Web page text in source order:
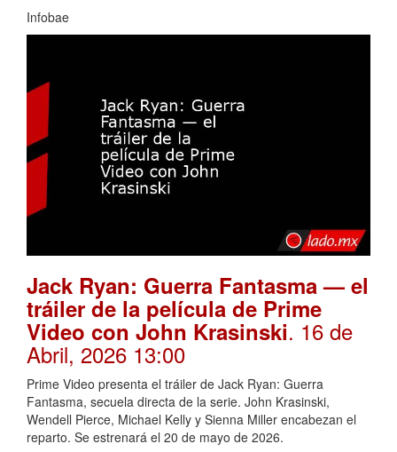
Infobae
Jack Ryan: Guerra Fantasma — el
tráiler de la película de Prime
Video con John Krasinski. 16 de
Abril, 2026 13:00
Prime Video presenta el tráiler de Jack Ryan: Guerra
Fantasma, secuela directa de la serie. John Krasinski,
Wendell Pierce, Michael Kelly y Sienna Miller encabezan el
reparto. Se estrenará el 20 de mayo de 2026.